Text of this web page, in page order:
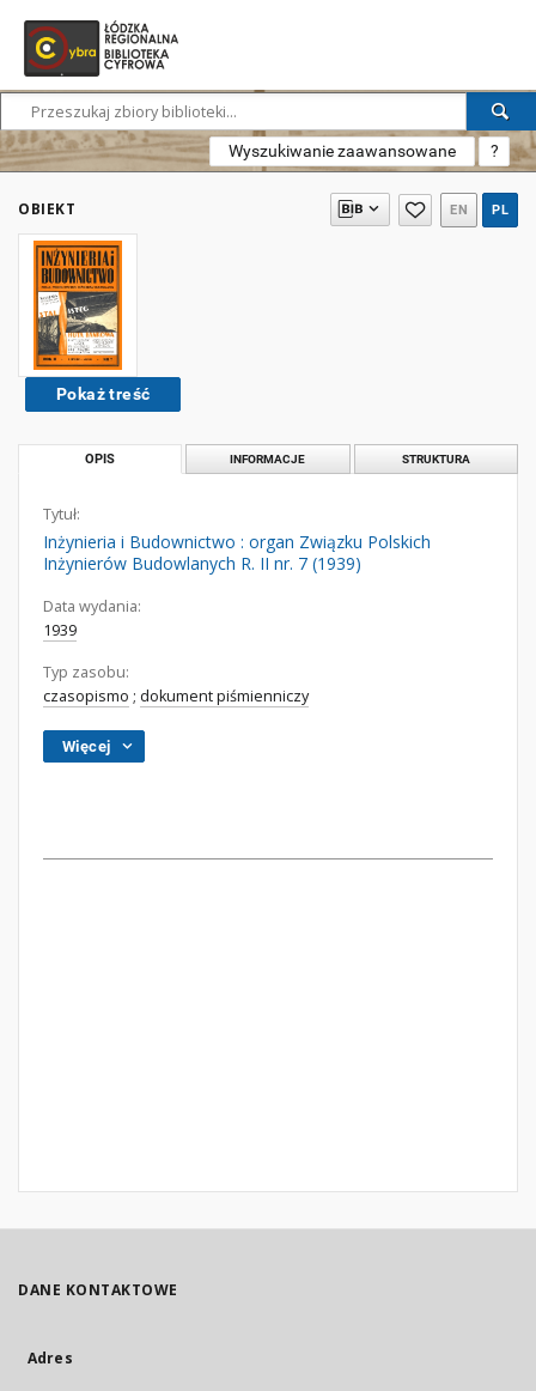
Wyszukiwanie zaawansowane ?
OBIEKT EN PL
Pokaż treść
OPIS INFORMACJE STRUKTURA
Tytuł:
Inżynieria i Budownictwo : organ Związku Polskich
Inżynierów Budowlanych R. II nr. 7 (1939)
Data wydania:
1939
Typ zasobu:
czasopismo ; dokument piśmienniczy
Więcej
DANE KONTAKTOWE
Adres